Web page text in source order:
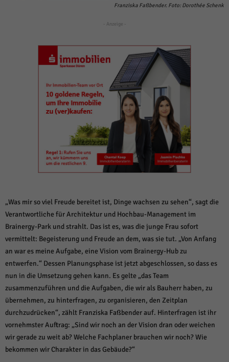
Franziska Faßbender. Foto: Dorothée Schenk
- Anzeige -
„Was mir so viel Freude bereitet ist, Dinge wachsen zu sehen“, sagt die
Verantwortliche für Architektur und Hochbau-Management im
Brainergy-Park und strahlt. Das ist es, was die junge Frau sofort
vermittelt: Begeisterung und Freude an dem, was sie tut. „Von Anfang
an war es meine Aufgabe, eine Vision vom Brainergy-Hub zu
entwerfen.“ Dessen Planungsphase ist jetzt abgeschlossen, so dass es
nun in die Umsetzung gehen kann. Es gelte „das Team
zusammenzuführen und die Aufgaben, die wir als Bauherr haben, zu
übernehmen, zu hinterfragen, zu organisieren, den Zeitplan
durchzudrücken“, zählt Franziska Faßbender auf. Hinterfragen ist ihr
vornehmster Auftrag: „Sind wir noch an der Vision dran oder weichen
wir gerade zu weit ab? Welche Fachplaner brauchen wir noch? Wie
bekommen wir Charakter in das Gebäude?“
Hier finden Sie eine Übersicht über alle verwendeten Cookies. Sie
weitere Informationen anzeigen lassen und so nur bestimmte Cookies
Speichern und weiter
Zurück
Datenschutzeinstellungen
Essenziell (1)
Essenzielle Cookies ermöglichen grundlegende Funktionen und sind für die
einwandfreie Funktion der Website erforderlich.
Cookie-Informationen anzeigen
Statistiken (1)
Statistik Cookies erfassen Informationen anonym. Diese Informationen helfen
Marketing (1)
Marketing-Cookies werden von Drittanbietern oder Publishern verwendet,
um personalisierte Werbung anzuzeigen. Sie tun dies, indem sie Besucher
über Websites hinweg verfolgen.
Cookie-Informationen anzeigen
Externe Medien (6)
Inhalte von Videoplattformen und Social-Media-Plattformen werden
standardmäßig blockiert. Wenn Cookies von externen Medien akzeptiert
werden, bedarf der Zugriff auf diese Inhalte keiner manuellen Einwilligung
mehr.
Cookie-Informationen anzeigen